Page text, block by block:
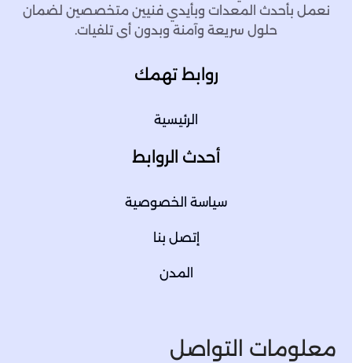
نعمل بأحدث المعدات وبأيدي فنيين متخصصين لضمان
حلول سريعة وآمنة وبدون أي تلفيات.
روابط تهمك
الرئيسية
أحدث الروابط
سياسة الخصوصية
إتصل بنا
المدن
معلومات التواصل